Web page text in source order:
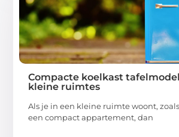
Compacte koelkast
kleine ruimtes
Als je in een kleine ruimte woont,
een compact appartement, dan